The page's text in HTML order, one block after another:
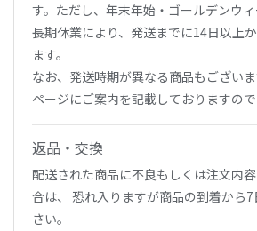
す。ただし、年末年始・ゴールデンウ
長期休業により、発送までに14日以上
ます。
なお、発送時期が異なる商品もござい
ページにご案内を記載しておりますので
返品・交換
配送された商品に不良もしくは注文内
合は、 恐れ入りますが商品の到着から
さい。